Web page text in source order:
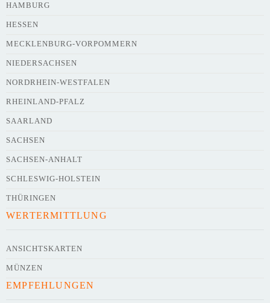
Webseite
Kurze Beschreibung des Flohmarkts
Kontaktdaten des Veranstalters
HAMBURG
HESSEN
MECKLENBURG-VORPOMMERN
NIEDERSACHSEN
NORDRHEIN-WESTFALEN
RHEINLAND-PFALZ
SAARLAND
SACHSEN
SACHSEN-ANHALT
SCHLESWIG-HOLSTEIN
THÜRINGEN
WERTERMITTLUNG
ANSICHTSKARTEN
MÜNZEN
EMPFEHLUNGEN